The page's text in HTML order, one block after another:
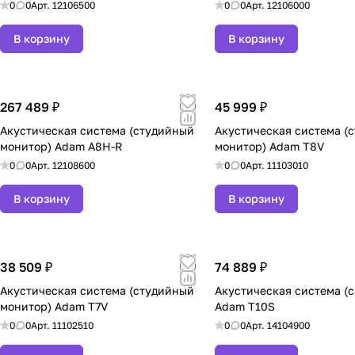
студию
Экономия времени
Консультация перед
покупкой
Поставка в регион
Как выбрать ADAM Audio в
профессиональный
0 0Арт. 12106500
В корзину
0 0Арт.12106000
В корзину
267 489 ₽
Акустическая система (студийный
монитор) Adam A8H-R
0 0Арт. 12108600
В корзину
45 999 ₽
Акустическая система
монитор) Adam T8V
0 0Арт.11103010
В корзину
38 509 ₽
Акустическая система (студийный
монитор) Adam T7V
0 0Арт. 11102510
74 889 ₽
Акустическая система
Adam T10S
0 0Арт.14104900